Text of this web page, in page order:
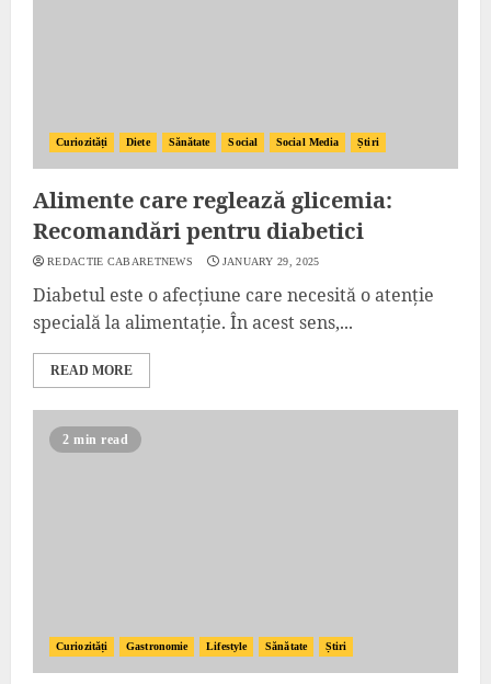
Curiozități Diete Sănătate Social Social Media Știri
Alimente care reglează glicemia:
Recomandări pentru diabetici
REDACTIE CABARETNEWS JANUARY 29, 2025
Diabetul este o afecțiune care necesită o atenție
specială la alimentație. În acest sens,...
READ MORE
2 min read
Curiozități Gastronomie Lifestyle Sănătate Știri